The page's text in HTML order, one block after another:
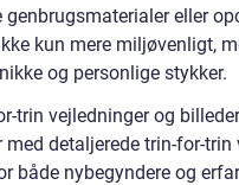
genbrugsmaterialer eller
kun mere miljøvenligt,
og personlige stykker.
trin vejledninger og
med detaljerede trin-for-
både nybegyndere og